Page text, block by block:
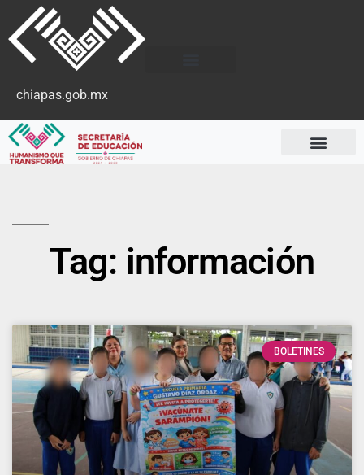
chiapas.gob.mx
Tag: información
BOLETINES